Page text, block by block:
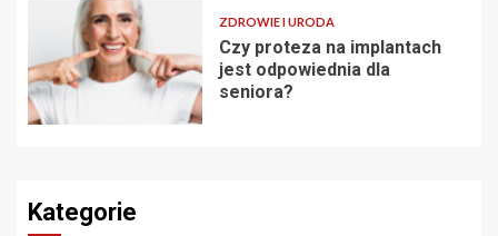
ZDROWIE I URODA
Czy proteza na implantach
jest odpowiednia dla
seniora?
Kategorie